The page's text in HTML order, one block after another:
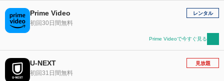
Prime Video
初回30日間無料
レンタル
Prime Videoで今すぐ見る
U-NEXT
初回31日間無料
見放題